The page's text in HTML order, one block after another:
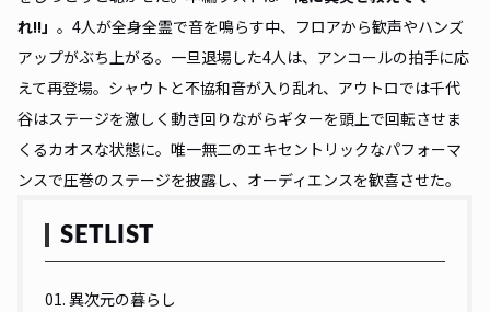
れ!!」 。4人が全身全霊で音を鳴らす中、フロアから歓声やハンズ
アップがぶち上がる。一旦退場した4人は、アンコールの拍手に応
えて再登場。シャウトと不協和音が入り乱れ、アウトロでは千代
谷はステージを激しく動き回りながらギターを頭上で回転させま
くるカオスな状態に。唯一無二のエキセントリックなパフォーマ
ンスで圧巻のステージを披露し、オーディエンスを歓喜させた。
SETLIST
01. 異次元の暮らし